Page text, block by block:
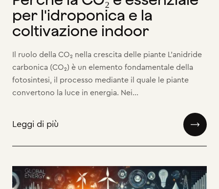
per l'idroponica e la
coltivazione indoor
Il ruolo della CO₂ nella crescita delle piante L'anidride
carbonica (CO₂) è un elemento fondamentale della
fotosintesi, il processo mediante il quale le piante
convertono la luce in energia. Nei...
Leggi di più